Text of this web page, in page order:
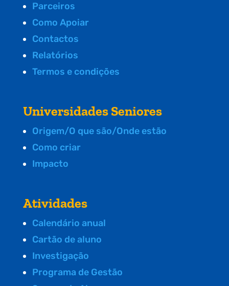
Parceiros
Como Apoiar
Contactos
Relatórios
Termos e condições
Universidades Seniores
Origem/O que são/Onde estão
Como criar
Impacto
Atividades
Calendário anual
Cartão de aluno
Investigação
Programa de Gestão